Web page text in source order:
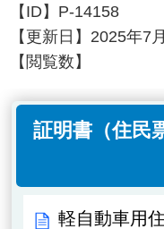
【ID】 P-14158
【更新日】 2025年7
【閲覧数】
証明書（住民
軽自動車用